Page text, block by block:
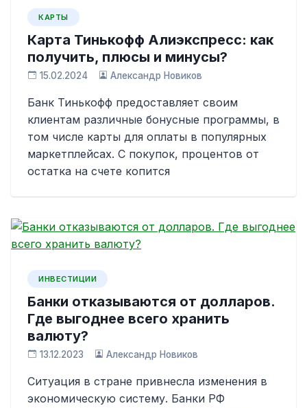
КАРТЫ
Карта Тинькофф Алиэкспресс: как
получить, плюсы и минусы?
15.02.2024 Александр Новиков
Банк Тинькофф предоставляет своим
клиентам различные бонусные программы, в
том числе карты для оплаты в популярных
маркетплейсах. С покупок, процентов от
остатка на счете копится
ИНВЕСТИЦИИ
Банки отказываются от долларов.
Где выгоднее всего хранить
валюту?
13.12.2023 Александр Новиков
Ситуация в стране привнесла изменения в
экономическую систему. Банки РФ